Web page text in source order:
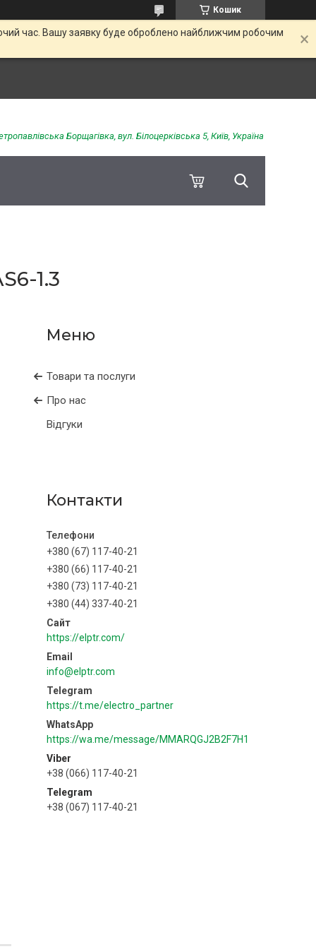
Кошик
час. Вашу заявку буде оброблено найближчим робочим
Борщагівка, вул. Білоцерківська 5, Київ, Україна
1.3
Товари та послуги
Про нас
Відгуки
Контакти
+380 (67) 117-40-21
+380 (66) 117-40-21
+380 (73) 117-40-21
+380 (44) 337-40-21
https://elptr.com/
info@elptr.com
https://t.me/electro_partner
https://wa.me/message/MMARQGJ2B2F7H1
Viber
+38 (066) 117-40-21
Telegram
+38 (067) 117-40-21